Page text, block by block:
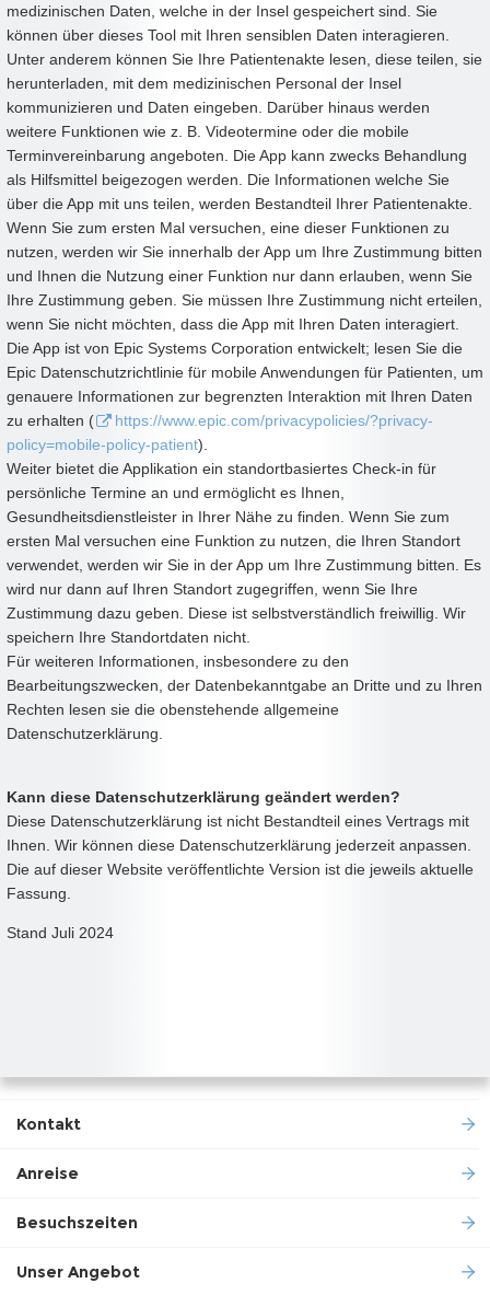
medizinischen Daten, welche in der Insel gespeichert sind. Sie
können über dieses Tool mit Ihren sensiblen Daten interagieren.
Unter anderem können Sie Ihre Patientenakte lesen, diese teilen, sie
herunterladen, mit dem medizinischen Personal der Insel
kommunizieren und Daten eingeben. Darüber hinaus werden
weitere Funktionen wie z. B. Videotermine oder die mobile
Terminvereinbarung angeboten. Die App kann zwecks Behandlung
als Hilfsmittel beigezogen werden. Die Informationen welche Sie
über die App mit uns teilen, werden Bestandteil Ihrer Patientenakte.
Wenn Sie zum ersten Mal versuchen, eine dieser Funktionen zu
nutzen, werden wir Sie innerhalb der App um Ihre Zustimmung bitten
und Ihnen die Nutzung einer Funktion nur dann erlauben, wenn Sie
Ihre Zustimmung geben. Sie müssen Ihre Zustimmung nicht erteilen,
wenn Sie nicht möchten, dass die App mit Ihren Daten interagiert.
Die App ist von Epic Systems Corporation entwickelt; lesen Sie die
Epic Datenschutzrichtlinie für mobile Anwendungen für Patienten, um
genauere Informationen zur begrenzten Interaktion mit Ihren Daten
zu erhalten (
https://www.epic.com/privacypolicies/?privacy-
policy=mobile-policy-patient).
Weiter bietet die Applikation ein standortbasiertes Check-in für
persönliche Termine an und ermöglicht es Ihnen,
Gesundheitsdienstleister in Ihrer Nähe zu finden. Wenn Sie zum
ersten Mal versuchen eine Funktion zu nutzen, die Ihren Standort
verwendet, werden wir Sie in der App um Ihre Zustimmung bitten. Es
wird nur dann auf Ihren Standort zugegriffen, wenn Sie Ihre
Zustimmung dazu geben. Diese ist selbstverständlich freiwillig. Wir
speichern Ihre Standortdaten nicht.
Für weiteren Informationen, insbesondere zu den
Bearbeitungszwecken, der Datenbekanntgabe an Dritte und zu Ihren
Rechten lesen sie die obenstehende allgemeine
Datenschutzerklärung.
Kann diese Datenschutzerklärung geändert werden?
Diese Datenschutzerklärung ist nicht Bestandteil eines Vertrags mit
Ihnen. Wir können diese Datenschutzerklärung jederzeit anpassen.
Die auf dieser Website veröffentlichte Version ist die jeweils aktuelle
Fassung.
Stand Juli 2024
Kontakt
Anreise
Besuchszeiten
Unser Angebot